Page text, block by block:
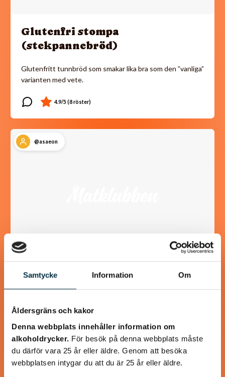
Samtycke Information Om
Åldersgräns och kakor
Denna webbplats innehåller information om
alkoholdrycker. För besök på denna webbplats måste
du därför vara 25 år eller äldre. Genom att besöka
webbplatsen intygar du att du är 25 år eller äldre.
Glutenfri stompa
(stekpannebröd)
Glutenfritt tunnbröd som smakar lika bra som den ”vanliga”
varianten med vete.
@asaeon
Glutenfria och mättande
pannkakor
Detta recept innehåller mer ägg än ett vanligt
pannkaksrecept, eftersom det mättar mer och eftersom
det behövs för att binda ihop det glutenfria mjölet.…